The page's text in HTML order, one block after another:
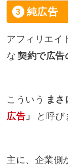
純広告
アフィリエイ
な 契約で広告
こういう ま
広告 」 と呼び
主に、企業側